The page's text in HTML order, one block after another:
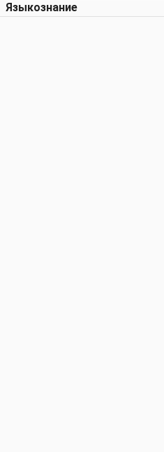
Языкознание